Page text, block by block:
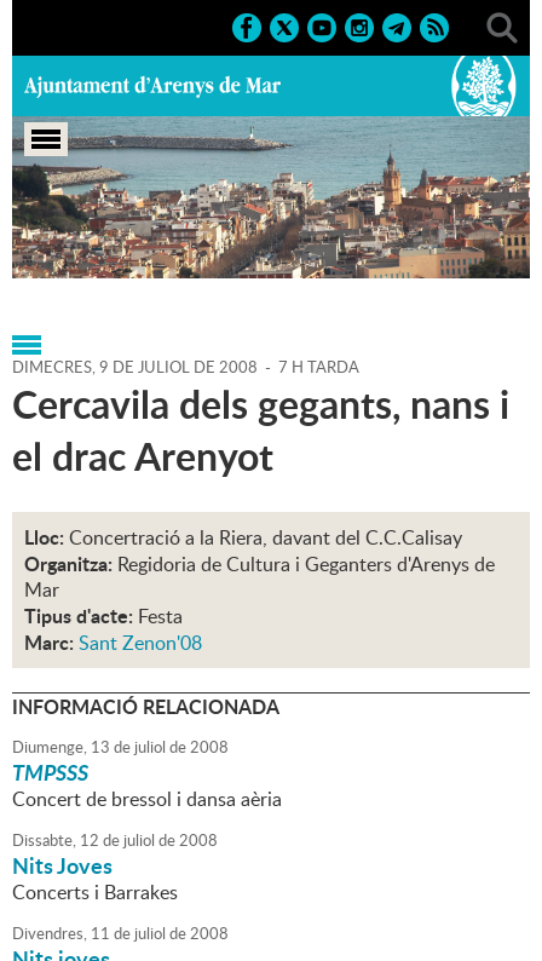
Portada > Agenda > 09-07-
2008 > Marcs > Culturals > 2008 > Sant Zenon'08
DIMECRES,9 DE JULIOL DE 2008 - 7 H TARDA
Cercavila dels gegants, nans i
el drac Arenyot
Lloc: Concertració a la Riera, davant del C.C.Calisay
Organitza: Regidoria de Cultura i Geganters d'Arenys de
Mar
Tipus d'acte: Festa
Marc: Sant Zenon'08
INFORMACIÓ RELACIONADA
Diumenge, 13 de juliol de2008
TMPSSS
Concert de bressol i dansa aèria
Dissabte, 12 de juliol de2008
Nits Joves
Concerts i Barrakes
Divendres, 11 de juliol de2008